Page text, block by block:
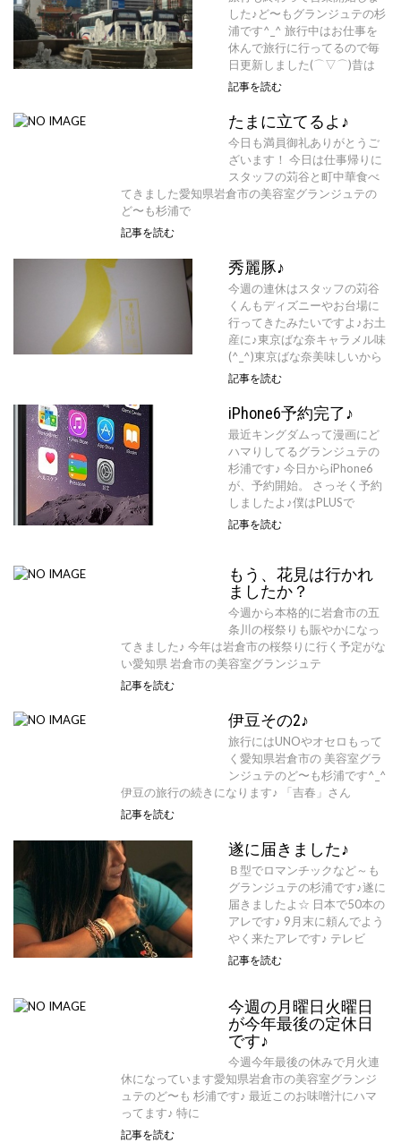
した♪ど〜もグランジュテの杉
浦です^_^ 旅行中はお仕事を
休んで旅行に行ってるので毎
日更新しました(⌒▽⌒)昔は
記事を読む
たまに立てるよ♪
今日も満員御礼ありがとうご
ざいます！ 今日は仕事帰りに
スタッフの苅谷と町中華食べ
てきました愛知県岩倉市の美容室グランジュテの
ど〜も杉浦で
記事を読む
秀麗豚♪
今週の連休はスタッフの苅谷
くんもディズニーやお台場に
行ってきたみたいですよ♪お土
産に♪東京ばな奈キャラメル味
(^_^)東京ばな奈美味しいから
記事を読む
iPhone6予約完了♪
最近キングダムって漫画にど
ハマりしてるグランジュテの
杉浦です♪ 今日からiPhone6
が、予約開始。 さっそく予約
しましたよ♪僕はPLUSで
記事を読む
もう、花見は行かれ
ましたか？
今週から本格的に岩倉市の五
条川の桜祭りも賑やかになっ
てきました♪ 今年は岩倉市の桜祭りに行く予定がな
い愛知県 岩倉市の美容室グランジュテ
記事を読む
伊豆その2♪
旅行にはUNOやオセロもって
く愛知県岩倉市の 美容室グラ
ンジュテのど〜も杉浦です^_^
伊豆の旅行の続きになります♪ 「吉春」さん
記事を読む
遂に届きました♪
Ｂ型でロマンチックなど～も
グランジュテの杉浦です♪遂に
届きましたよ☆ 日本で50本の
アレです♪ 9月末に頼んでよう
やく来たアレです♪ テレビ
記事を読む
今週の月曜日火曜日
が今年最後の定休日
です♪
今週今年最後の休みで月火連
休になっています愛知県岩倉市の美容室グランジ
ュテのど〜も 杉浦です♪ 最近このお味噌汁にハマ
ってます♪ 特に
記事を読む